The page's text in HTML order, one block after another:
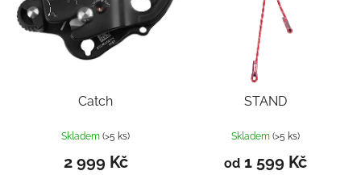
Catch
Skladem(>5 ks)
2 999 Kč
STAND
Skladem (>5 ks)
od1 599 Kč